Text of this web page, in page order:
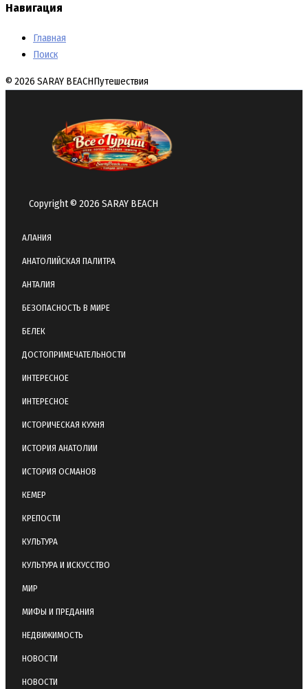
Навигация
Главная
Поиск
© 2026 SARAY BEACHПутешествия
Copyright © 2026 SARAY BEACH
АЛАНИЯ
АНАТОЛИЙСКАЯ ПАЛИТРА
АНТАЛИЯ
БЕЗОПАСНОСТЬ В МИРЕ
БЕЛЕК
ДОСТОПРИМЕЧАТЕЛЬНОСТИ
ИНТЕРЕСНОЕ
ИНТЕРЕСНОЕ
ИСТОРИЧЕСКАЯ КУХНЯ
ИСТОРИЯ АНАТОЛИИ
ИСТОРИЯ ОСМАНОВ
КЕМЕР
КРЕПОСТИ
КУЛЬТУРА
КУЛЬТУРА И ИСКУССТВО
МИР
МИФЫ И ПРЕДАНИЯ
НЕДВИЖИМОСТЬ
НОВОСТИ
НОВОСТИ